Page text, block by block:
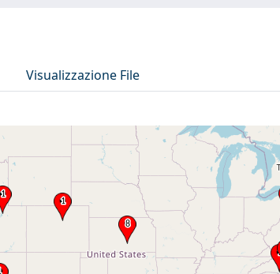
Visualizzazione File